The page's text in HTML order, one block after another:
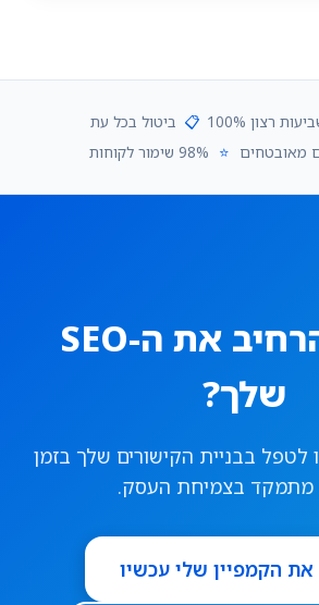
רצון 100% 📋 ביטול בכל עת
מאובטחים ⭐ 98% שימור לקוחות
מוכן להרחיב את ה-SEO
שלך?
לטפל בבניית הקישורים שלך בזמן
בצמיחת העסק.
הקמפיין שלי עכשיו